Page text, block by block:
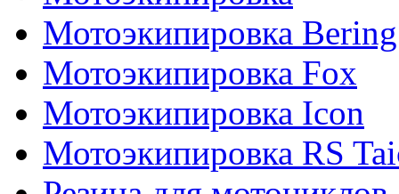
Мотоэкипировка Bering
Мотоэкипировка Fox
Мотоэкипировка Icon
Мотоэкипировка RS